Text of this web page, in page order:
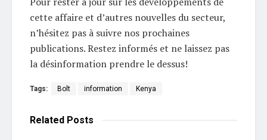
cette affaire et d’autres nouvelles du secteur,
n’hésitez pas à suivre nos prochaines
publications. Restez informés et ne laissez pas
la désinformation prendre le dessus!
Tags: Bolt information Kenya
Related Posts